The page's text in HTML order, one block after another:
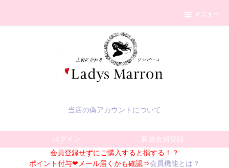
メニュー
当店の偽アカウントについて
ログイン
新規会員登録
会員登録せずにご購入すると損する！？
ポイント付与❤メール届くかも確認⇒会員機能とは？